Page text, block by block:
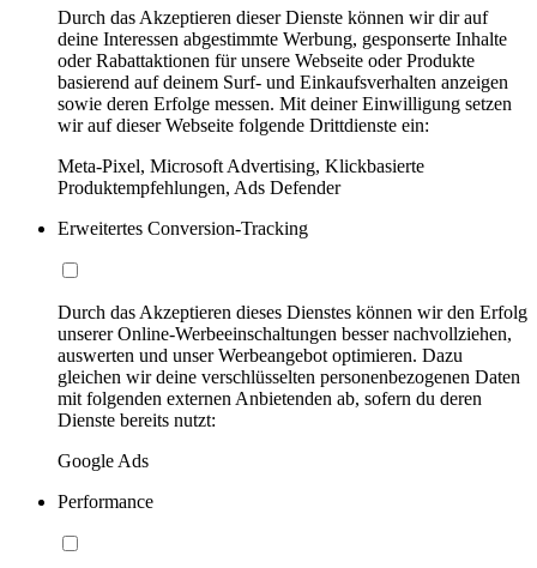
Durch das Akzeptieren dieser Dienste können wir dir auf
deine Interessen abgestimmte Werbung, gesponserte Inhalte
oder Rabattaktionen für unsere Webseite oder Produkte
basierend auf deinem Surf- und Einkaufsverhalten anzeigen
sowie deren Erfolge messen. Mit deiner Einwilligung setzen
wir auf dieser Webseite folgende Drittdienste ein:
Meta-Pixel, Microsoft Advertising, Klickbasierte
Produktempfehlungen, Ads Defender
Erweitertes Conversion-Tracking
Durch das Akzeptieren dieses Dienstes können wir den Erfolg
unserer Online-Werbeeinschaltungen besser nachvollziehen,
auswerten und unser Werbeangebot optimieren. Dazu
gleichen wir deine verschlüsselten personenbezogenen Daten
mit folgenden externen Anbietenden ab, sofern du deren
Dienste bereits nutzt:
Google Ads
Performance